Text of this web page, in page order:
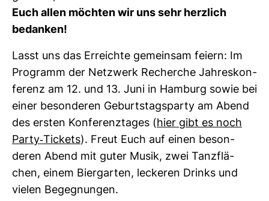
Euch allen möchten wir uns sehr herz­lich
bedanken!
Lasst uns das Erreichte gemeinsam feiern: Im
Pro­gramm der Netz­werk Recherche Jah­res­kon­
fe­renz am 12. und 13. Juni in Ham­burg sowie bei
einer beson­deren Geburts­tags­party am Abend
des ersten Kon­fe­renz­tages (hier gibt es noch
Party-​Tickets). Freut Euch auf einen beson­
deren Abend mit guter Musik, zwei Tanz­flä­
chen, einem Bier­garten, leckeren Drinks und
vielen Begeg­nungen.